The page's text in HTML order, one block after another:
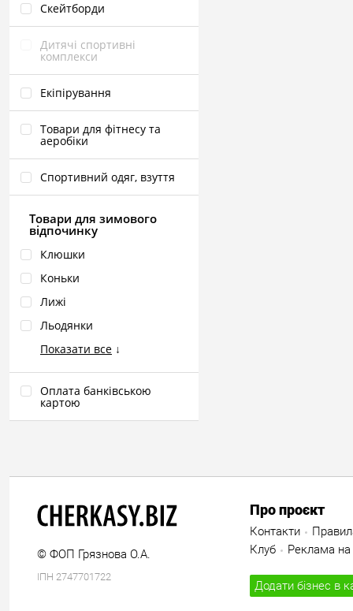
Скейтборди
Дитячі спортивні
комплекси
Екіпірування
Товари для фітнесу та
аеробіки
Спортивний одяг, взуття
Товари для зимового
відпочинку
Клюшки
Коньки
Лижі
Льодянки
Показати все ↓
Оплата банківською
картою
© ФОП Грязнова О.А.
ІПН 2747701722
Про проєкт
Контакти
Клуб
Реклама на
Додати бізнес в